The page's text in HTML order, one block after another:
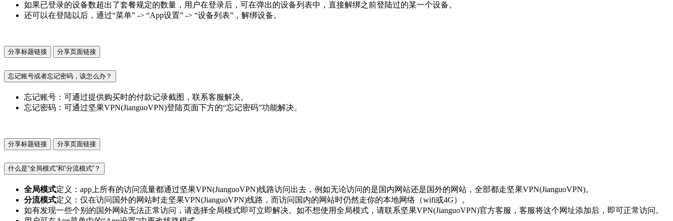
如果已登录的设备数超出了套餐规定的数量，用户在登录后，可在弹出的设备列表中，直接解绑之前登陆过的某一个设备。
还可以在登陆以后，通过“菜单” -> “App设置” -> “设备列表”，解绑设备。
分享标题链接 分享页面链接
忘记账号或者忘记密码，该怎么办？
忘记账号：可通过提供购买时的付款记录截图，联系客服解决。
忘记密码：可通过坚果VPN(JianguoVPN)登陆页面下方的“忘记密码”功能解决。
分享标题链接 分享页面链接
什么是“全局模式”和“分流模式”？
全局模式定义：app上所有的访问流量都通过坚果VPN(JianguoVPN)线路访问出去，例如无论访问的是国内网站还是国外的网站，全部都走坚果VPN(JianguoVPN)。
分流模式定义：仅在访问国外的网站时走坚果VPN(JianguoVPN)线路，而访问国内的网站时仍然走你的本地网络（wifi或4G）。
如有发现一些个别的国外网站无法正常访问，请选择全局模式即可立即解决。如不想使用全局模式，请联系坚果VPN(JianguoVPN)官方客服，客服将这个网址添加后，即可正常访问。